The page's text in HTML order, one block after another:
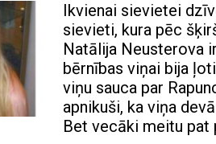
Ikvienai sievietei
sievieti, kura pēc
Natālija Neusterova
bērnības viņai bija
viņu sauca par
apnikuši, ka viņa
Bet vecāki meitu pat